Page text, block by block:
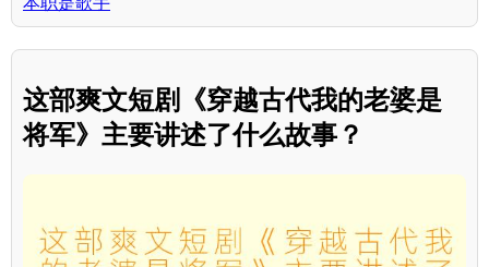
这部爽文短剧《穿越古代我的老婆是
将军》主要讲述了什么故事？